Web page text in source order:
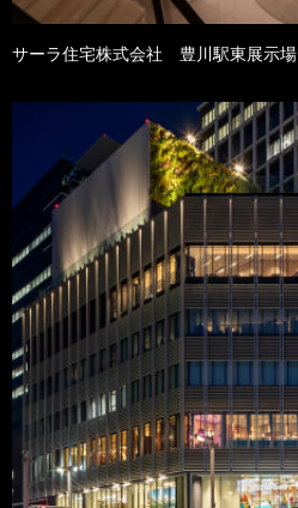
サーラ住宅株式会社 豊川駅東展示場